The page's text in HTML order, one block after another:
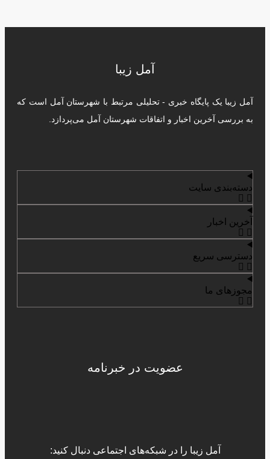
آمل زیبا
آمل زیبا یک پایگاه خبری - تحلیلی مرتبط با شهرستان آمل است که
به بررسی آخرین اخبار و اتفاقات شهرستان آمل می‌پردازد.
دسته‌بندی سایت
آخرین اخبار
دسترسی سریع
مجوزهای ما
عضویت در خبرنامه
آمل زیبا را در شبکه‌های اجتماعی دنبال کنید: